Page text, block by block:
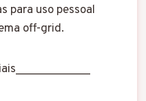
para uso pessoal
off-grid.